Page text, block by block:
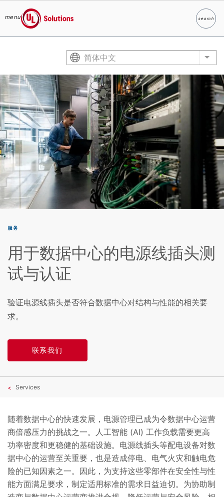
menu
UL Solutions
searchSearch
简体中文 List
服务
用于数据中心的电源线插头测
试与认证
验证电源线插头是否符合数据中心对结构与性能的相关要
求。
联系我们
Services
随着数据中心的快速发展，电源管理已成为令数据中心运营
商倍感压力的挑战之一。人工智能 (AI) 工作负载需要更高
功率密度和更稳健的基础设施。电源线插头等配电设备对数
据中心的运营至关重要，也是造成停电、电气火灾和触电危
险的已知因素之一。因此，为支持这些零部件在安全性与性
能方面满足要求，制定适用标准的需求日益迫切。为协助制